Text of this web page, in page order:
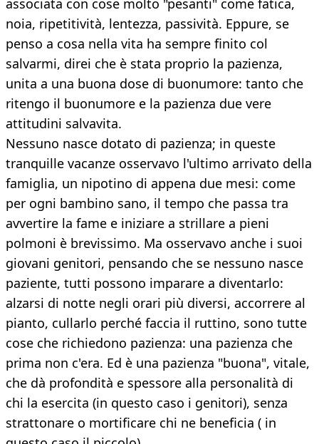
associata con cose molto "pesanti" come fatica,
noia, ripetitività, lentezza, passività. Eppure, se
penso a cosa nella vita ha sempre finito col
salvarmi, direi che è stata proprio la pazienza,
unita a una buona dose di buonumore: tanto che
ritengo il buonumore e la pazienza due vere
attitudini salvavita.
Nessuno nasce dotato di pazienza; in queste
tranquille vacanze osservavo l'ultimo arrivato della
famiglia, un nipotino di appena due mesi: come
per ogni bambino sano, il tempo che passa tra
avvertire la fame e iniziare a strillare a pieni
polmoni è brevissimo. Ma osservavo anche i suoi
giovani genitori, pensando che se nessuno nasce
paziente, tutti possono imparare a diventarlo:
alzarsi di notte negli orari più diversi, accorrere al
pianto, cullarlo perché faccia il ruttino, sono tutte
cose che richiedono pazienza: una pazienza che
prima non c'era. Ed è una pazienza "buona", vitale,
che dà profondità e spessore alla personalità di
chi la esercita (in questo caso i genitori), senza
strattonare o mortificare chi ne beneficia ( in